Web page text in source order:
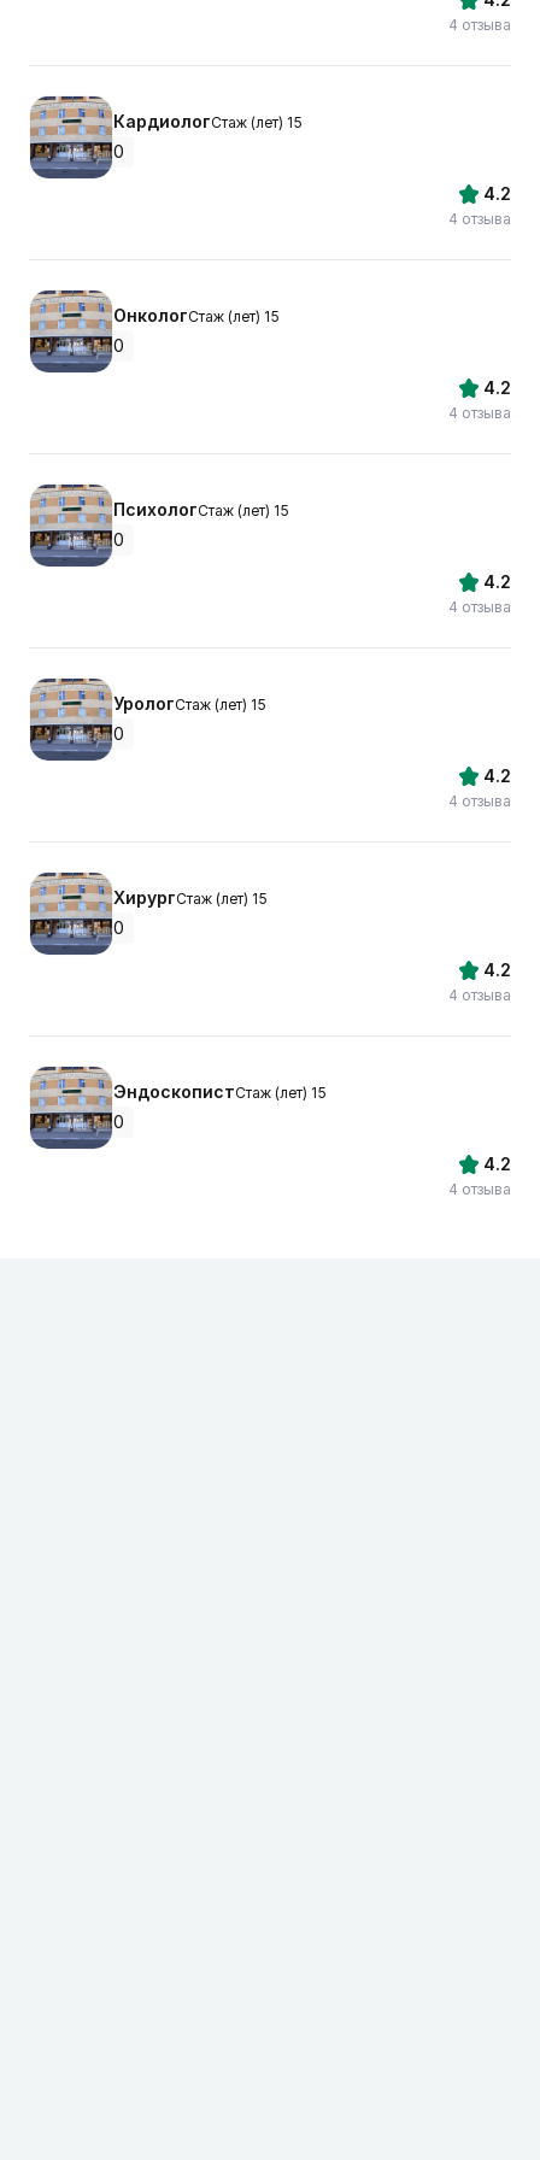
4 отзыва
КардиологСтаж (лет) 15
0
4.2
4 отзыва
ОнкологСтаж (лет) 15
0
4.2
4 отзыва
ПсихологСтаж (лет) 15
0
4.2
4 отзыва
УрологСтаж (лет) 15
0
4.2
4 отзыва
ХирургСтаж (лет) 15
0
4.2
4 отзыва
ЭндоскопистСтаж (лет) 15
0
4.2
4 отзыва